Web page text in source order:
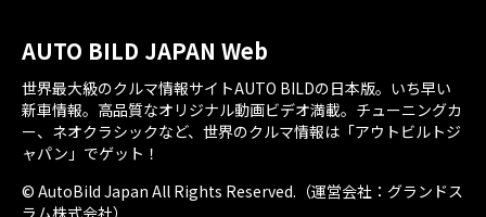
AUTO BILD JAPAN Web
世界最大級のクルマ情報サイトAUTO BILDの日本版。いち早い
新車情報。高品質なオリジナル動画ビデオ満載。チューニングカ
ー、ネオクラシックなど、世界のクルマ情報は「アウトビルトジ
ャパン」でゲット！
© AutoBild Japan All Rights Reserved.（運営会社：グランドス